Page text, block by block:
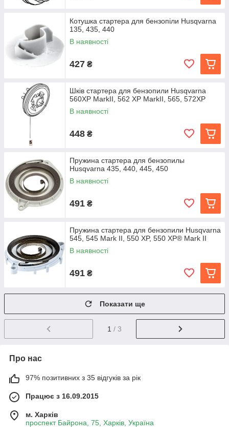
Котушка стартера для бензопіли Husqvarna
135, 435, 440
В наявності
427 ₴
Шків стартера для бензопили Husqvarna
560ХР MarkII, 562 ХР MarkII, 565, 572XP
В наявності
448 ₴
Пружина стартера для бензопилы
Husqvarna 435, 440, 445, 450
В наявності
491 ₴
Пружина стартера для бензопили Husqvarna
545, 545 Mark II, 550 XP, 550 XP® Mark II
В наявності
491 ₴
Показати ще
1 / 3
Про нас
97% позитивних з 35 відгуків за рік
Працює з 16.09.2015
м. Харків
проспект Байрона, 75, Харків, Україна